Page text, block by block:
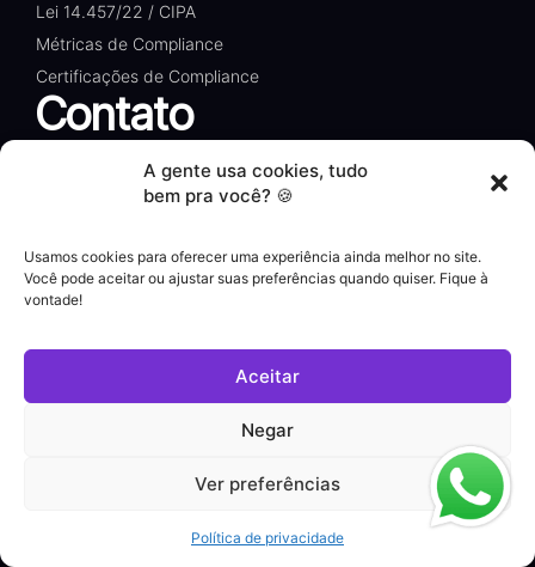
A gente usa cookies, tudo
bem pra você? 🍪
Usamos cookies para oferecer uma experiência ainda melhor no site.
Você pode aceitar ou ajustar suas preferências quando quiser. Fique à
vontade!
Aceitar
Negar
Ver preferências
Política de privacidade
Lei 14.457/22 / CIPA
Métricas de Compliance
Certificações de Compliance
Contato
Agende Demonstração
Formulário de Contato
Microsoft Marketplace